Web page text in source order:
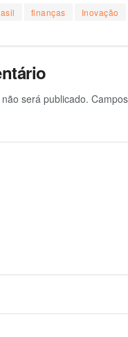
finanças Inovação
será publicado.